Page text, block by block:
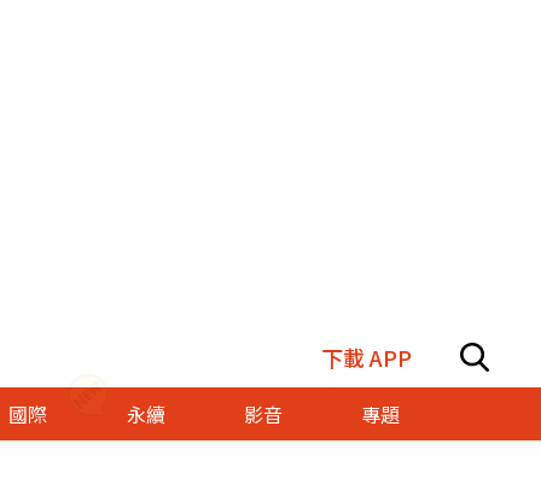
下載 APP
國際 永續 影音 專題